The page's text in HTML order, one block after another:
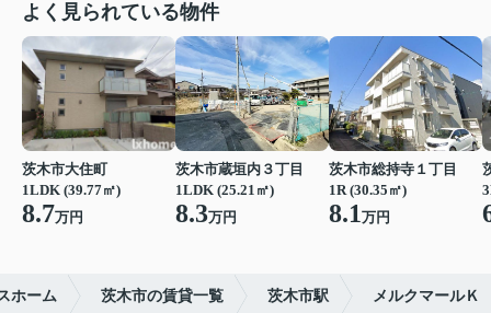
よく見られている物件
茨木市大住町
1LDK (39.77㎡)
8.7万円
茨木市蔵垣内３丁目
1LDK (25.21㎡)
8.3万円
茨木市総持寺１丁目
1R (30.35㎡)
8.1万円
ホーム 茨木市の賃貸一覧 茨木市駅 メルクマールＫ